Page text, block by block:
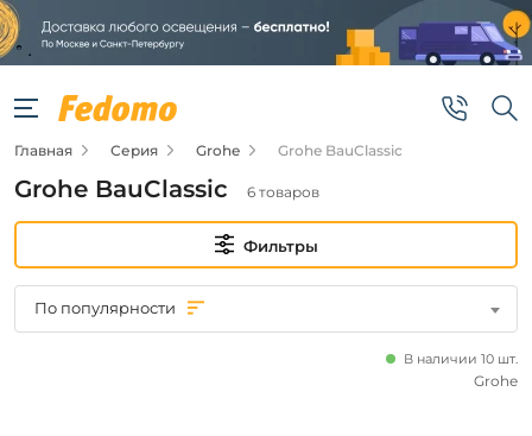
Фильтры
Цена
от
Главная Серия Grohe Grohe BauClassic
Grohe BauClassic 6 товаров
Фильтры
По популярности
В наличии 10 шт.
Grohe